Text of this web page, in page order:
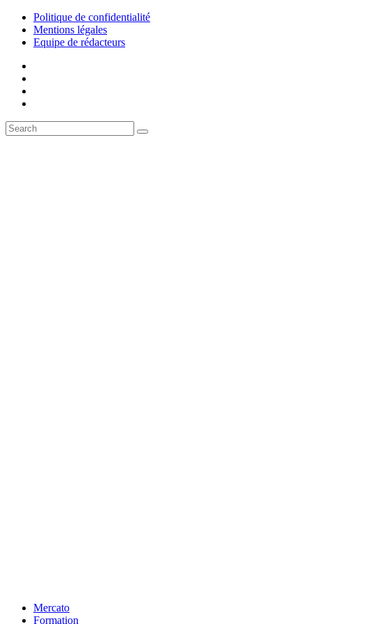
Politique de confidentialité
Mentions légales
Equipe de rédacteurs
Mercato
Formation